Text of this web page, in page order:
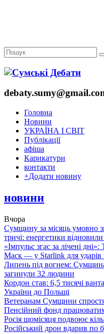
Головна
Новини
УКРАЇНА І СВІТ
Публікації
афіша
Карикатури
контакти
+Додати новину
новини
Вчора
Сумщину за місяць умовно
тричі: енергетики
«Імпульс згас за лічені
Маск — у Starlink для
Липень під вогнем:
загинули 32 людини
Кордон став: 6,5 тисячі
України до Польщі
Ветеранам Сумщини
Пенсійний фонд
Росія щомісяця подвоює
Російський дрон вдарив по